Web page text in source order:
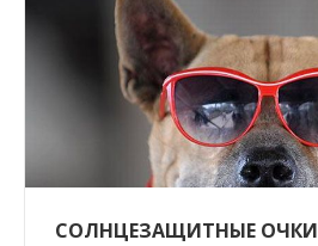
СОЛНЦЕЗАЩИТНЫЕ ОЧКИ